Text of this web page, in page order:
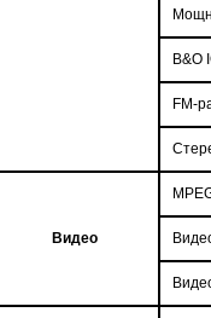
B&O
FM-
Видео